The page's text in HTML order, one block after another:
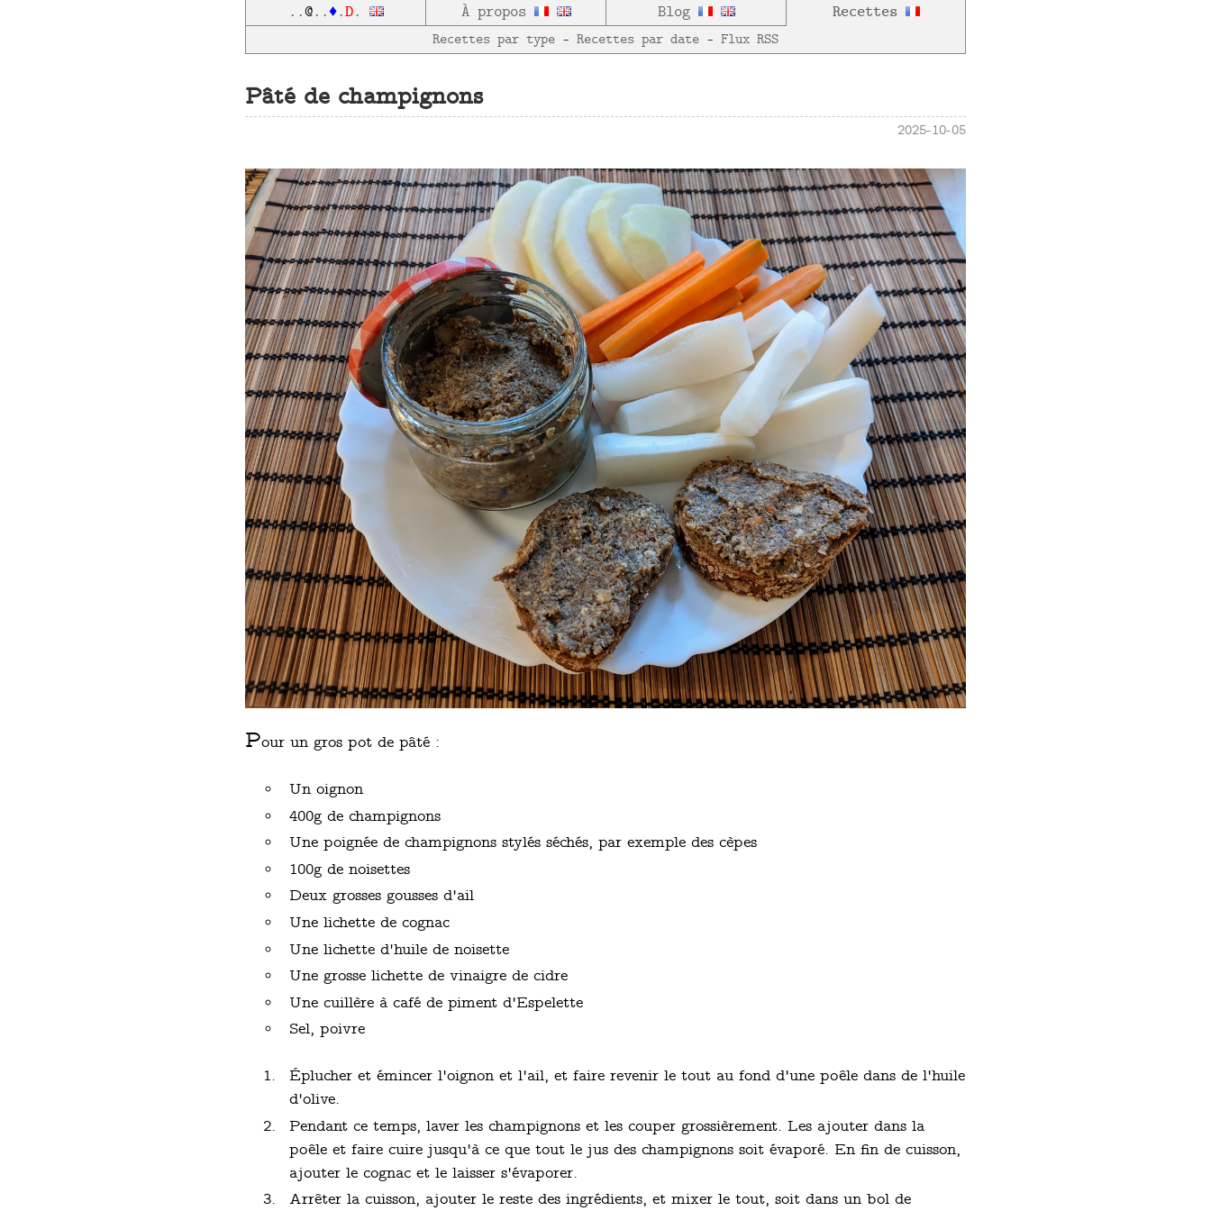
..@..♦.D. À propos Blog Recettes
Recettes par type — Recettes par date — Flux RSS
Pâté de champignons
2025-10-05
Pour un gros pot de pâté :
Un oignon
400g de champignons
Une poignée de champignons stylés séchés, par exemple des cèpes
100g de noisettes
Deux grosses gousses d'ail
Une lichette de cognac
Une lichette d'huile de noisette
Une grosse lichette de vinaigre de cidre
Une cuillère à café de piment d'Espelette
Sel, poivre
Éplucher et émincer l'oignon et l'ail, et faire revenir le tout au fond d'une poêle dans de l'huile
d'olive.
Pendant ce temps, laver les champignons et les couper grossièrement. Les ajouter dans la
poêle et faire cuire jusqu'à ce que tout le jus des champignons soit évaporé. En fin de cuisson,
ajouter le cognac et le laisser s'évaporer.
Arrêter la cuisson, ajouter le reste des ingrédients, et mixer le tout, soit dans un bol de